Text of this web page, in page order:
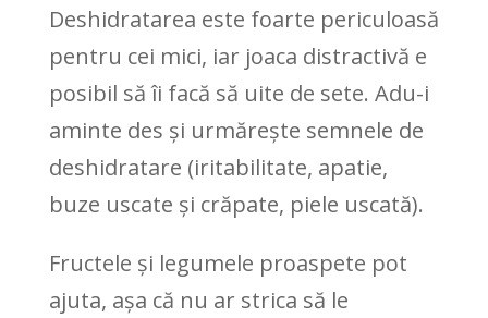
Deshidratarea este foarte periculoasă
pentru cei mici, iar joaca distractivă e
posibil să îi facă să uite de sete. Adu-i
aminte des și urmărește semnele de
deshidratare (iritabilitate, apatie,
buze uscate și crăpate, piele uscată).
Fructele și legumele proaspete pot
ajuta, așa că nu ar strica să le